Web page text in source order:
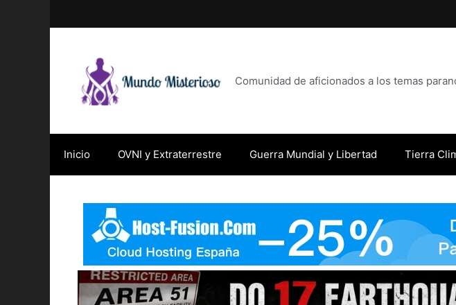
Comunidad de aficionados a los temas
Inicio OVNI y Extraterrestre Guerra Mundial y Libertad Tierra